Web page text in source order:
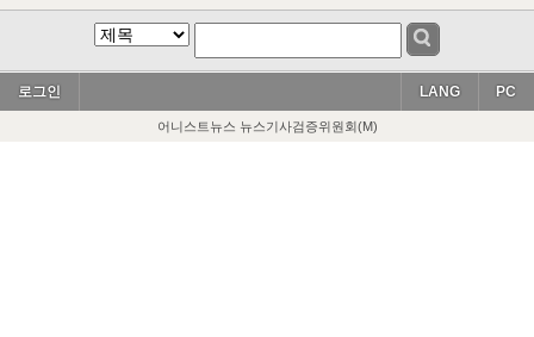
로그인 PC
LANG
어니스트뉴스 뉴스기사검증위원회(M)